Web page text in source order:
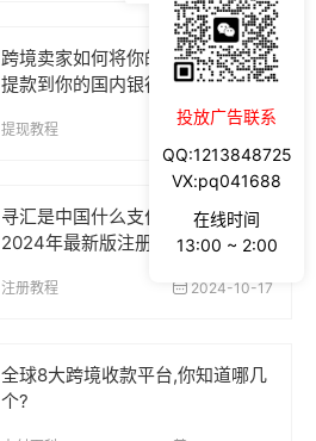
跨境卖家如何将你的钱从你的寻汇
提款到你的国内银行账户?
提现教程 2025-04-27
寻汇是中国什么支付平台?靠谱吗?
2024年最新版注册使用指南
注册教程 2024-10-17
全球8大跨境收款平台,你知道哪几
个?
投放广告联系
QQ:1213848725
VX:pq041688
在线时间
13:00 ~ 2:00